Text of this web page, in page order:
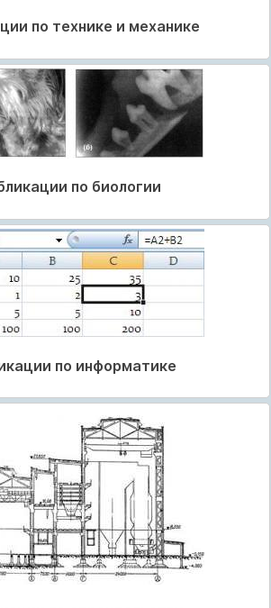
по технике и механике
по биологии
по информатике